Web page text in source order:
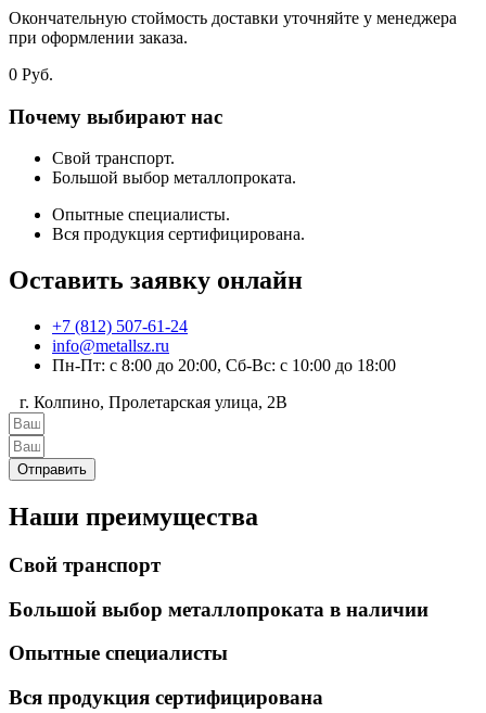
Окончательную стоймость доставки уточняйте у менеджера
при оформлении заказа.
0 Руб.
Почему выбирают нас
Свой транспорт.
Большой выбор металлопроката.
Опытные специалисты.
Вся продукция сертифицирована.
Оставить заявку онлайн
+7 (812) 507-61-24
info@metallsz.ru
Пн-Пт: с 8:00 до 20:00, Сб-Вс: с 10:00 до 18:00
г. Колпино, Пролетарская улица, 2В
Отправить
Наши преимущества
Свой транспорт
Большой выбор металлопроката в наличии
Опытные специалисты
Вся продукция сертифицирована